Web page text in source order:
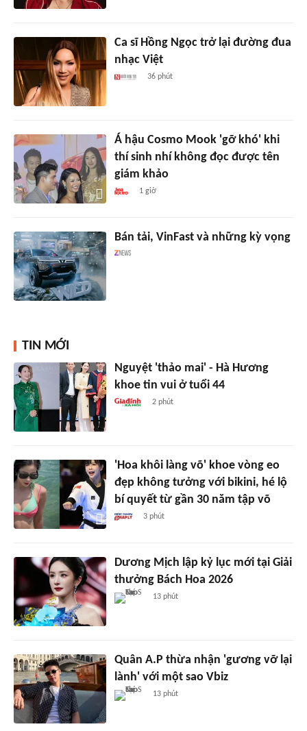
Ca sĩ Hồng Ngọc trở lại đường đua
nhạc Việt
36 phút
Á hậu Cosmo Mook 'gỡ khó' khi
thí sinh nhí không đọc được tên
giám khảo
1 giờ
Bán tải, VinFast và những kỳ vọng
TIN MỚI
Nguyệt 'thảo mai' - Hà Hương
khoe tin vui ở tuổi 44
2 phút
'Hoa khôi làng võ' khoe vòng eo
đẹp không tưởng với bikini, hé lộ
bí quyết từ gần 30 năm tập võ
3 phút
Dương Mịch lập kỷ lục mới tại Giải
thưởng Bách Hoa 2026
13 phút
Quân A.P thừa nhận 'gương vỡ lại
lành' với một sao Vbiz
13 phút